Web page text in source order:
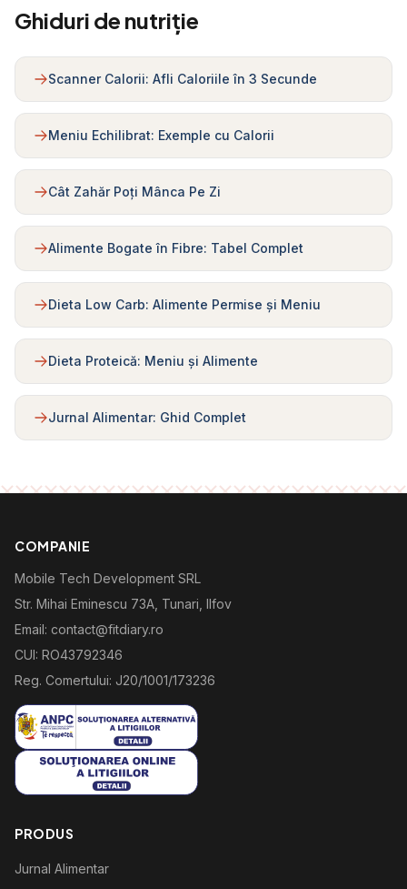
Ghiduri de nutriție
Scanner Calorii: Afli Caloriile în 3 Secunde
Meniu Echilibrat: Exemple cu Calorii
Cât Zahăr Poți Mânca Pe Zi
Alimente Bogate în Fibre: Tabel Complet
Dieta Low Carb: Alimente Permise și Meniu
Dieta Proteică: Meniu și Alimente
Jurnal Alimentar: Ghid Complet
COMPANIE
Mobile Tech Development SRL
Str. Mihai Eminescu 73A, Tunari, Ilfov
Email: contact@fitdiary.ro
CUI: RO43792346
Reg. Comertului: J20/1001/173236
PRODUS
Jurnal Alimentar